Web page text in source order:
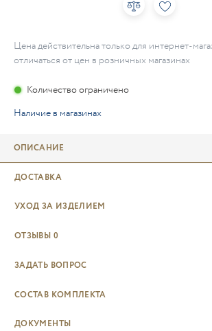
Цена действительна только для интернет-
отличаться от цен в розничных магазинах
Количество ограничено
Наличие в магазинах
ОПИСАНИЕ
ДОСТАВКА
УХОД ЗА ИЗДЕЛИЕМ
ОТЗЫВЫ 0
ЗАДАТЬ ВОПРОС
СОСТАВ КОМПЛЕКТА
ДОКУМЕНТЫ